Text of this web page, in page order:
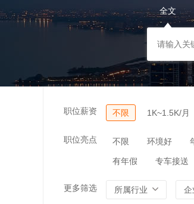
全文
职位薪资 不限 1K~1.5K/月
职位亮点 不限 环境好
有年假 专车接送
更多筛选 所属行业 企